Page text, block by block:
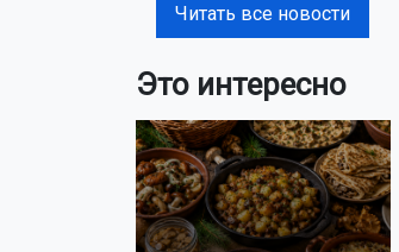
Читать все новости
Это интересно